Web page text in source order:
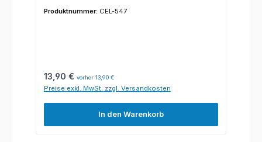
Produktnummer: CEL-547
Regulärer Preis:
13,90 € vorher 13,90 €
Preise exkl. MwSt. zzgl. Versandkosten
In den Warenkorb